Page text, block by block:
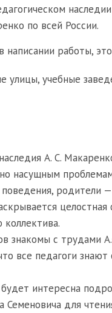
по всей России.
работы,
улицы, учебные
А. С.
насущным
знакомы с трудами
все педагоги
интересна
Семеновича для